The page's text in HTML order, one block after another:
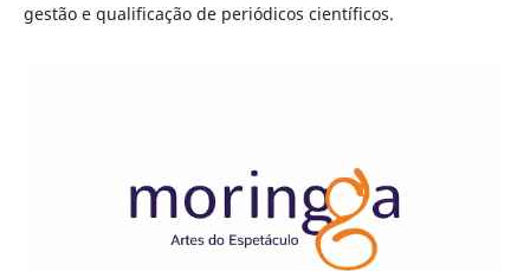
gestão e qualificação de periódicos científicos.